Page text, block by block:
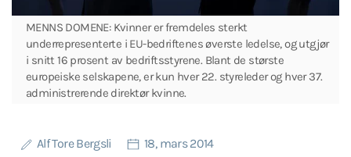
MENNS DOMENE: Kvinner er fremdeles sterkt
underrepresenterte i EU-bedriftenes øverste ledelse, og utgjør
i snitt 16 prosent av bedriftsstyrene. Blant de største
europeiske selskapene, er kun hver 22. styreleder og hver 37.
administrerende direktør kvinne.
Alf Tore Bergsli
18, mars 2014